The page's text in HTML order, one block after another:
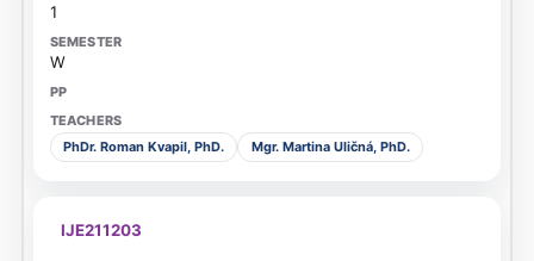
1
W
PhDr. Roman Kvapil, PhD. Mgr. Martina Uličná, PhD.
IJE211203